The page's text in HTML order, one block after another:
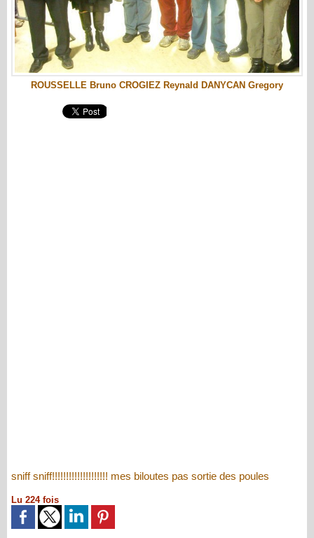
ROUSSELLE Bruno CROGIEZ Reynald DANYCAN Gregory
sniff sniff!!!!!!!!!!!!!!!!!!!! mes biloutes pas sortie des poules
Lu 224 fois